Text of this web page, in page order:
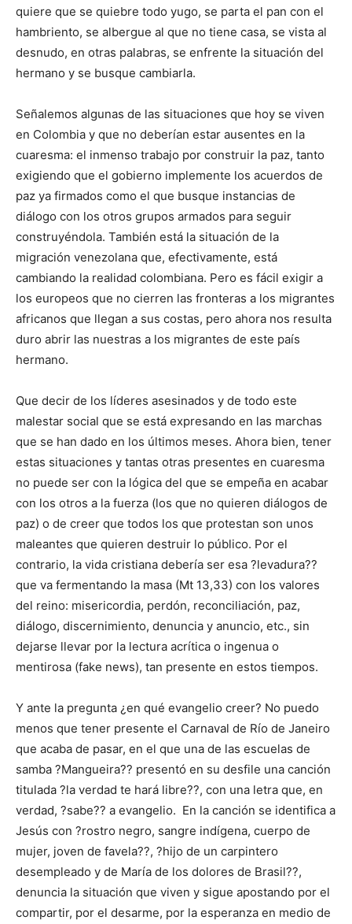
quiere que se quiebre todo yugo, se parta el pan con el
hambriento, se albergue al que no tiene casa, se vista al
desnudo, en otras palabras, se enfrente la situación del
hermano y se busque cambiarla.
Señalemos algunas de las situaciones que hoy se viven
en Colombia y que no deberían estar ausentes en la
cuaresma: el inmenso trabajo por construir la paz, tanto
exigiendo que el gobierno implemente los acuerdos de
paz ya firmados como el que busque instancias de
diálogo con los otros grupos armados para seguir
construyéndola. También está la situación de la
migración venezolana que, efectivamente, está
cambiando la realidad colombiana. Pero es fácil exigir a
los europeos que no cierren las fronteras a los migrantes
africanos que llegan a sus costas, pero ahora nos resulta
duro abrir las nuestras a los migrantes de este país
hermano.
Que decir de los líderes asesinados y de todo este
malestar social que se está expresando en las marchas
que se han dado en los últimos meses. Ahora bien, tener
estas situaciones y tantas otras presentes en cuaresma
no puede ser con la lógica del que se empeña en acabar
con los otros a la fuerza (los que no quieren diálogos de
paz) o de creer que todos los que protestan son unos
maleantes que quieren destruir lo público. Por el
contrario, la vida cristiana debería ser esa ?levadura??
que va fermentando la masa (Mt 13,33) con los valores
del reino: misericordia, perdón, reconciliación, paz,
diálogo, discernimiento, denuncia y anuncio, etc., sin
dejarse llevar por la lectura acrítica o ingenua o
mentirosa (fake news), tan presente en estos tiempos.
Y ante la pregunta ¿en qué evangelio creer? No puedo
menos que tener presente el Carnaval de Río de Janeiro
que acaba de pasar, en el que una de las escuelas de
samba ?Mangueira?? presentó en su desfile una canción
titulada ?la verdad te hará libre??, con una letra que, en
verdad, ?sabe?? a evangelio. En la canción se identifica a
Jesús con ?rostro negro, sangre indígena, cuerpo de
mujer, joven de favela??, ?hijo de un carpintero
desempleado y de María de los dolores de Brasil??,
denuncia la situación que viven y sigue apostando por el
compartir, por el desarme, por la esperanza en medio de